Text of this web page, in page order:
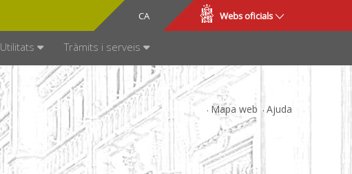
CA
ES Webs oficials
Utilitats Tràmits i serveis
Mapa web Ajuda